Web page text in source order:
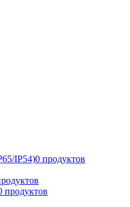
IP54)0 продуктов
продуктов